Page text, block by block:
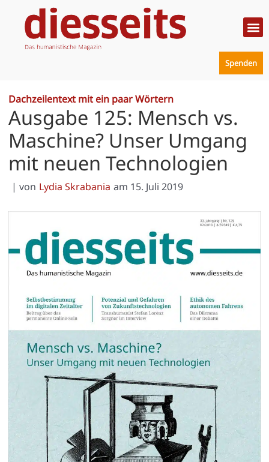
Inhalt
springen
Spenden
Dachzeilentext mit ein paar Wörtern
Ausgabe 125: Mensch vs.
Maschine? Unser Umgang
mit neuen Technologien
| von Lydia Skrabania am 15. Juli 2019